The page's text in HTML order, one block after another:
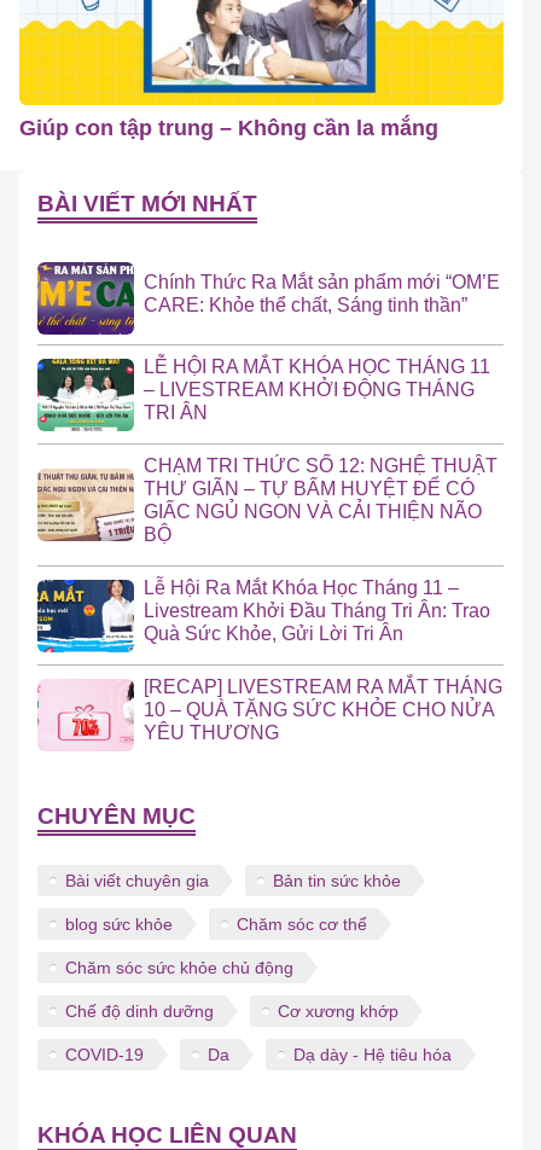
Giúp con tập trung – Không cần la mắng
BÀI VIẾT MỚI NHẤT
Chính Thức Ra Mắt sản phẩm mới “OM’E
CARE: Khỏe thể chất, Sáng tinh thần”
LỄ HỘI RA MẮT KHÓA HỌC THÁNG 11
– LIVESTREAM KHỞI ĐỘNG THÁNG
TRI ÂN
CHẠM TRI THỨC SỐ 12: NGHỆ THUẬT
THƯ GIÃN – TỰ BẤM HUYỆT ĐỂ CÓ
GIẤC NGỦ NGON VÀ CẢI THIỆN NÃO
BỘ
Lễ Hội Ra Mắt Khóa Học Tháng 11 –
Livestream Khởi Đầu Tháng Tri Ân: Trao
Quà Sức Khỏe, Gửi Lời Tri Ân
[RECAP] LIVESTREAM RA MẮT THÁNG
10 – QUÀ TẶNG SỨC KHỎE CHO NỬA
YÊU THƯƠNG
CHUYÊN MỤC
Bài viết chuyên gia Bản tin sức khỏe
blog sức khỏe Chăm sóc cơ thể
Chăm sóc sức khỏe chủ động
Chế độ dinh dưỡng Cơ xương khớp
COVID-19 Da Dạ dày - Hệ tiêu hóa
KHÓA HỌC LIÊN QUAN